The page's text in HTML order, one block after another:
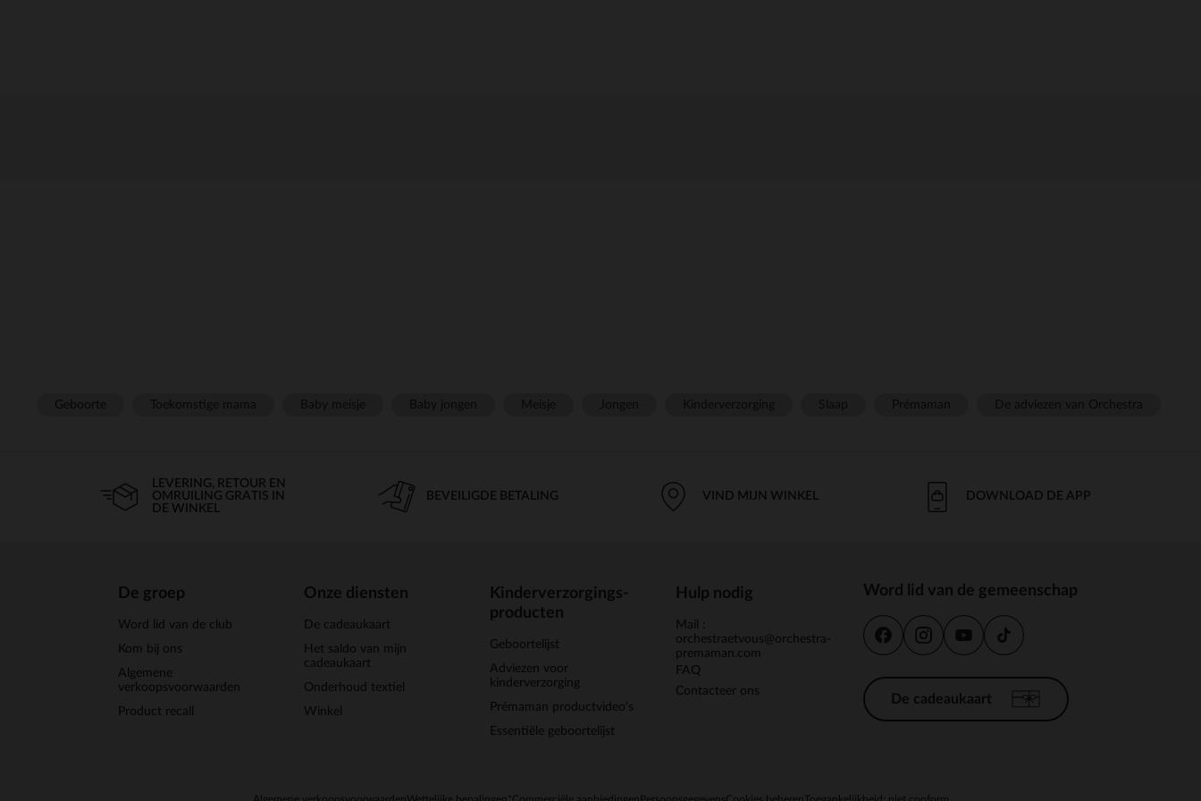
LEVERING, RETOUR EN
OMRUILING GRATIS IN
DE WINKEL
BEVEILIGDE BETALING VIND MIJN WINKEL DOWNLOAD DE APP
De groep
Word lid van de club
Kom bij ons
Algemene
verkoopsvoorwaarden
Product recall
Onze diensten
De cadeaukaart
Het saldo van mijn
cadeaukaart
Onderhoud textiel
Winkel
Kinderverzorgings-
producten
Geboortelijst
Adviezen voor
kinderverzorging
Prémaman productvideo's
Essentiële geboortelijst
Hulp nodig
Mail :
orchestraetvous@orchestra-
premaman.com
FAQ
Contacteer ons
Word lid van de gemeenschap
De cadeaukaart